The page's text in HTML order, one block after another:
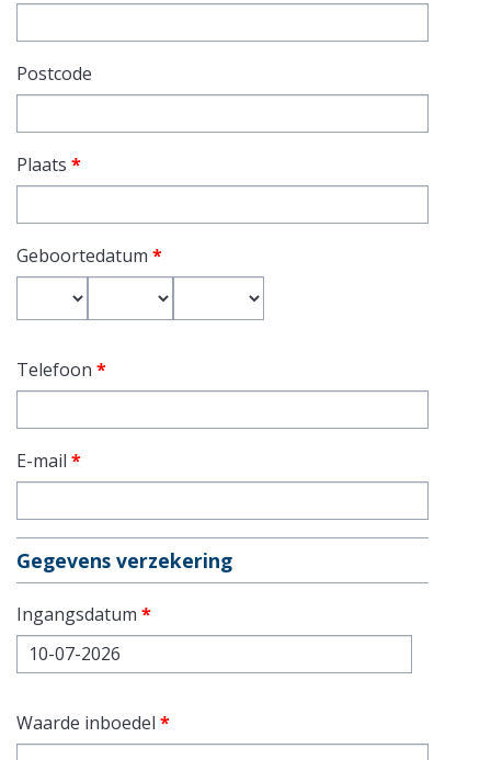
Postcode
Plaats *
Geboortedatum *
Telefoon *
E-mail *
Gegevens verzekering
Ingangsdatum *
Datum
Waarde inboedel *